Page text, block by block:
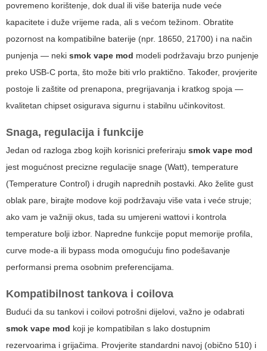
povremeno korištenje, dok dual ili više baterija nude veće
kapacitete i duže vrijeme rada, ali s većom težinom. Obratite
pozornost na kompatibilne baterije (npr. 18650, 21700) i na način
punjenja — neki smok vape mod modeli podržavaju brzo punjenje
preko USB-C porta, što može biti vrlo praktično. Također, provjerite
postoje li zaštite od prenapona, pregrijavanja i kratkog spoja —
kvalitetan chipset osigurava sigurnu i stabilnu učinkovitost.
Snaga, regulacija i funkcije
Jedan od razloga zbog kojih korisnici preferiraju smok vape mod
jest mogućnost precizne regulacije snage (Watt), temperature
(Temperature Control) i drugih naprednih postavki. Ako želite gust
oblak pare, birajte modove koji podržavaju više vata i veće struje;
ako vam je važniji okus, tada su umjereni wattovi i kontrola
temperature bolji izbor. Napredne funkcije poput memorije profila,
curve mode-a ili bypass moda omogućuju fino podešavanje
performansi prema osobnim preferencijama.
Kompatibilnost tankova i coilova
Budući da su tankovi i coilovi potrošni dijelovi, važno je odabrati
smok vape mod koji je kompatibilan s lako dostupnim
rezervoarima i grijačima. Provjerite standardni navoj (obično 510) i